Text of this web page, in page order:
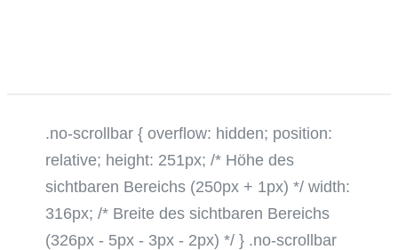
.no-scrollbar { overflow: hidden; position:
relative; height: 251px; /* Höhe des
sichtbaren Bereichs (250px + 1px) */ width:
316px; /* Breite des sichtbaren Bereichs
(326px - 5px - 3px - 2px) */ } .no-scrollbar